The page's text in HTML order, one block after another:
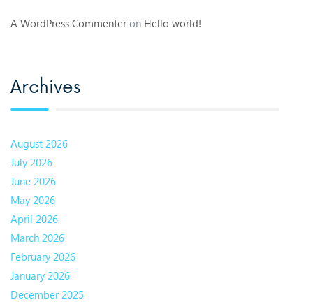
A WordPress Commenter on Hello world!
Archives
August 2026
July 2026
June 2026
May 2026
April 2026
March 2026
February 2026
January 2026
December 2025